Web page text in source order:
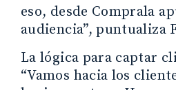
eso, desde Comprala
audiencia”, puntualiza
La lógica para captar
“Vamos hacia los